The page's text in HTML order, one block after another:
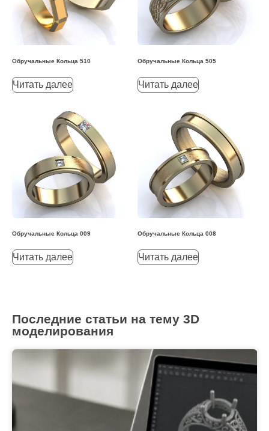
Обручальные Кольца 510
Читать далее
Обручальные Кольца 505
Читать далее
Обручальные Кольца 009
Читать далее
Обручальные Кольца 008
Читать далее
Последние статьи на тему 3D
моделирования